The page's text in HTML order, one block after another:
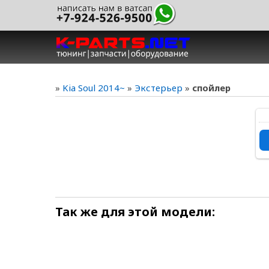
» Kia Soul 2014~ » Экстерьер » спойлер
Так же для этой модели: